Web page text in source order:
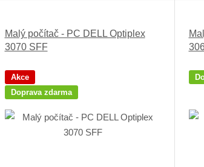
e
d
u
Malý počítač - PC DELL Optiplex
3070 SFF
Akce
Doprava zdarma